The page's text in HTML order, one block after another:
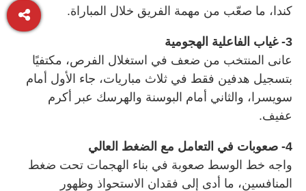
كندا، ما صعّب من مهمة الفريق خلال المباراة.
3- غياب الفاعلية الهجومية
عانى المنتخب من ضعف في استغلال الفرص، مكتفيًا
بتسجيل هدفين فقط في ثلاث مباريات، جاء الأول أمام
سويسرا، والثاني أمام البوسنة والهرسك عبر أكرم
عفيف.
4- صعوبات في التعامل مع الضغط العالي
واجه خط الوسط صعوبة في بناء الهجمات تحت ضغط
المنافسين، ما أدى إلى فقدان الاستحواذ وظهور